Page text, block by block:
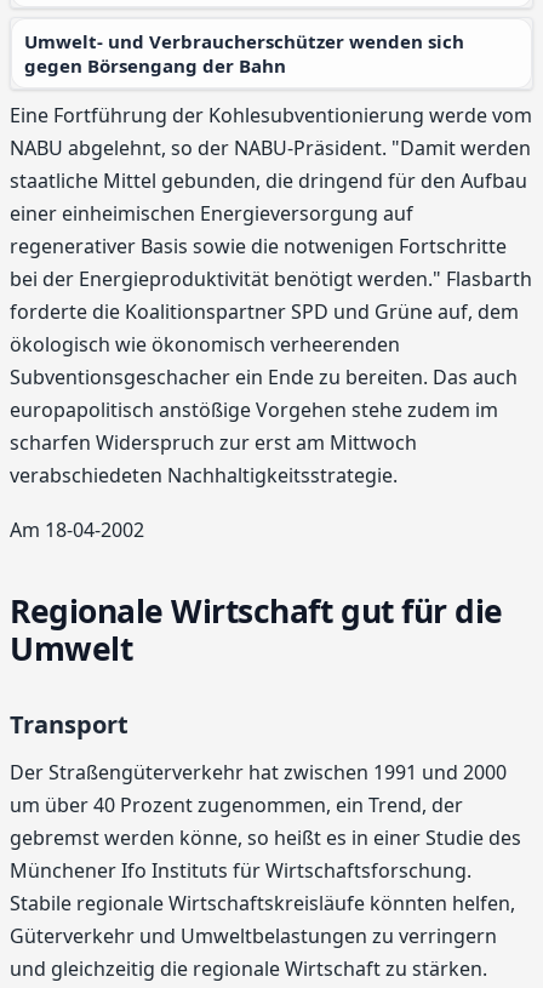
Umwelt- und Verbraucherschützer wenden sich
gegen Börsengang der Bahn
Eine Fortführung der Kohlesubventionierung werde vom
NABU abgelehnt, so der NABU-Präsident. "Damit werden
staatliche Mittel gebunden, die dringend für den Aufbau
einer einheimischen Energieversorgung auf
regenerativer Basis sowie die notwenigen Fortschritte
bei der Energieproduktivität benötigt werden." Flasbarth
forderte die Koalitionspartner SPD und Grüne auf, dem
ökologisch wie ökonomisch verheerenden
Subventionsgeschacher ein Ende zu bereiten. Das auch
europapolitisch anstößige Vorgehen stehe zudem im
scharfen Widerspruch zur erst am Mittwoch
verabschiedeten Nachhaltigkeitsstrategie.
Am 18-04-2002
Regionale Wirtschaft gut für die
Umwelt
Transport
Der Straßengüterverkehr hat zwischen 1991 und 2000
um über 40 Prozent zugenommen, ein Trend, der
gebremst werden könne, so heißt es in einer Studie des
Münchener Ifo Instituts für Wirtschaftsforschung.
Stabile regionale Wirtschaftskreisläufe könnten helfen,
Güterverkehr und Umweltbelastungen zu verringern
und gleichzeitig die regionale Wirtschaft zu stärken.